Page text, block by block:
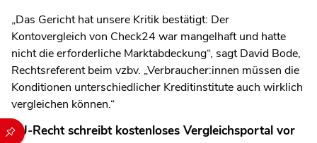
Durch die folgenden Buttons können Sie direkt auf einen
„Das Gericht hat unsere Kritik bestätigt: Der
Kontovergleich von Check24 war mangelhaft und hatte
nicht die erforderliche Marktabdeckung“, sagt David Bode,
Rechtsreferent beim vzbv. „Verbraucher:innen müssen die
Konditionen unterschiedlicher Kreditinstitute auch wirklich
vergleichen können.“
EU-Recht schreibt kostenloses Vergleichsportal vor